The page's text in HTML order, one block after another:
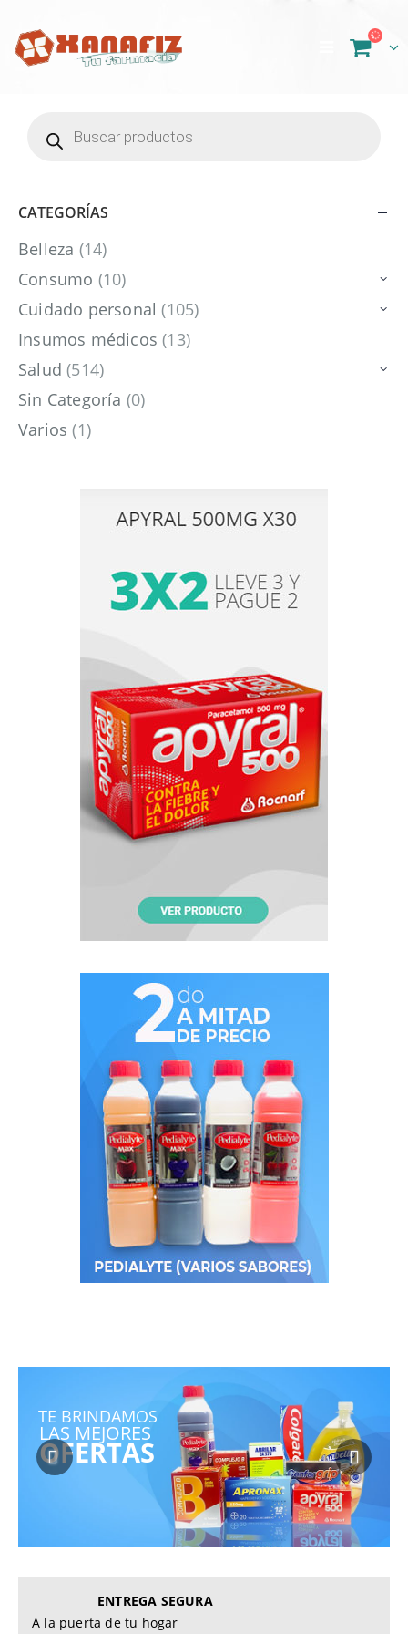
productos
CATEGORÍAS
Belleza (14)
Consumo (10)
Cuidado personal (105)
Insumos médicos (13)
Salud (514)
Sin Categoría (0)
Varios (1)
TE BRINDAMOS
LAS MEJORES
OFERTAS
ENTREGA SEGURA
A la puerta de tu hogar